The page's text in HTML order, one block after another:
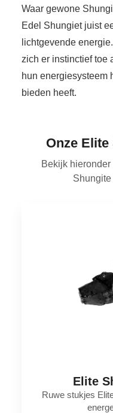
Waar gewone
Edel Shungiet juist
lichtgevende
zich er instinctief
hun energiesysteem
bieden heeft.
Onze
Bekijk
Elite
Ruwe stukjes